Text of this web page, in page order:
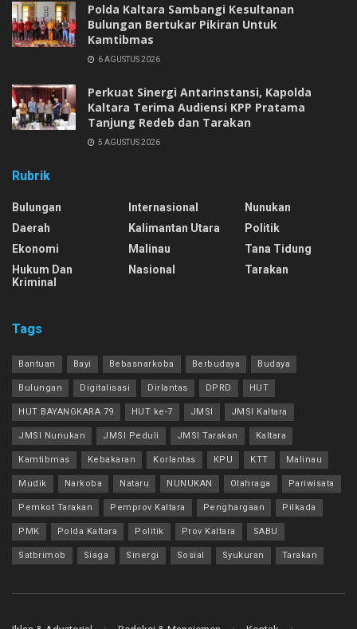
Polda Kaltara Sambangi Kesultanan
Bulungan Bertukar Pikiran Untuk
Kamtibmas
6 AGUSTUS 2026
Perkuat Sinergi Antarinstansi, Kapolda
Kaltara Terima Audiensi KPP Pratama
Tanjung Redeb dan Tarakan
5 AGUSTUS 2026
Rubrik
Bulungan
Daerah
Ekonomi
Hukum Dan
Kriminal
Internasional
Kalimantan Utara
Malinau
Nasional
Nunukan
Politik
Tana Tidung
Tarakan
Tags
Bantuan Bayi Bebasnarkoba Berbudaya Budaya
Bulungan Digitalisasi Dirlantas DPRD HUT
HUT BAYANGKARA 79 HUT ke-7 JMSI JMSI Kaltara
JMSI Nunukan JMSI Peduli JMSI Tarakan Kaltara
Kamtibmas Kebakaran Korlantas KPU KTT Malinau
Mudik Narkoba Nataru NUNUKAN Olahraga Pariwisata
Pemkot Tarakan Pemprov Kaltara Penghargaan Pilkada
PMK Polda Kaltara Politik Prov Kaltara SABU
Satbrimob Siaga Sinergi Sosial Syukuran Tarakan